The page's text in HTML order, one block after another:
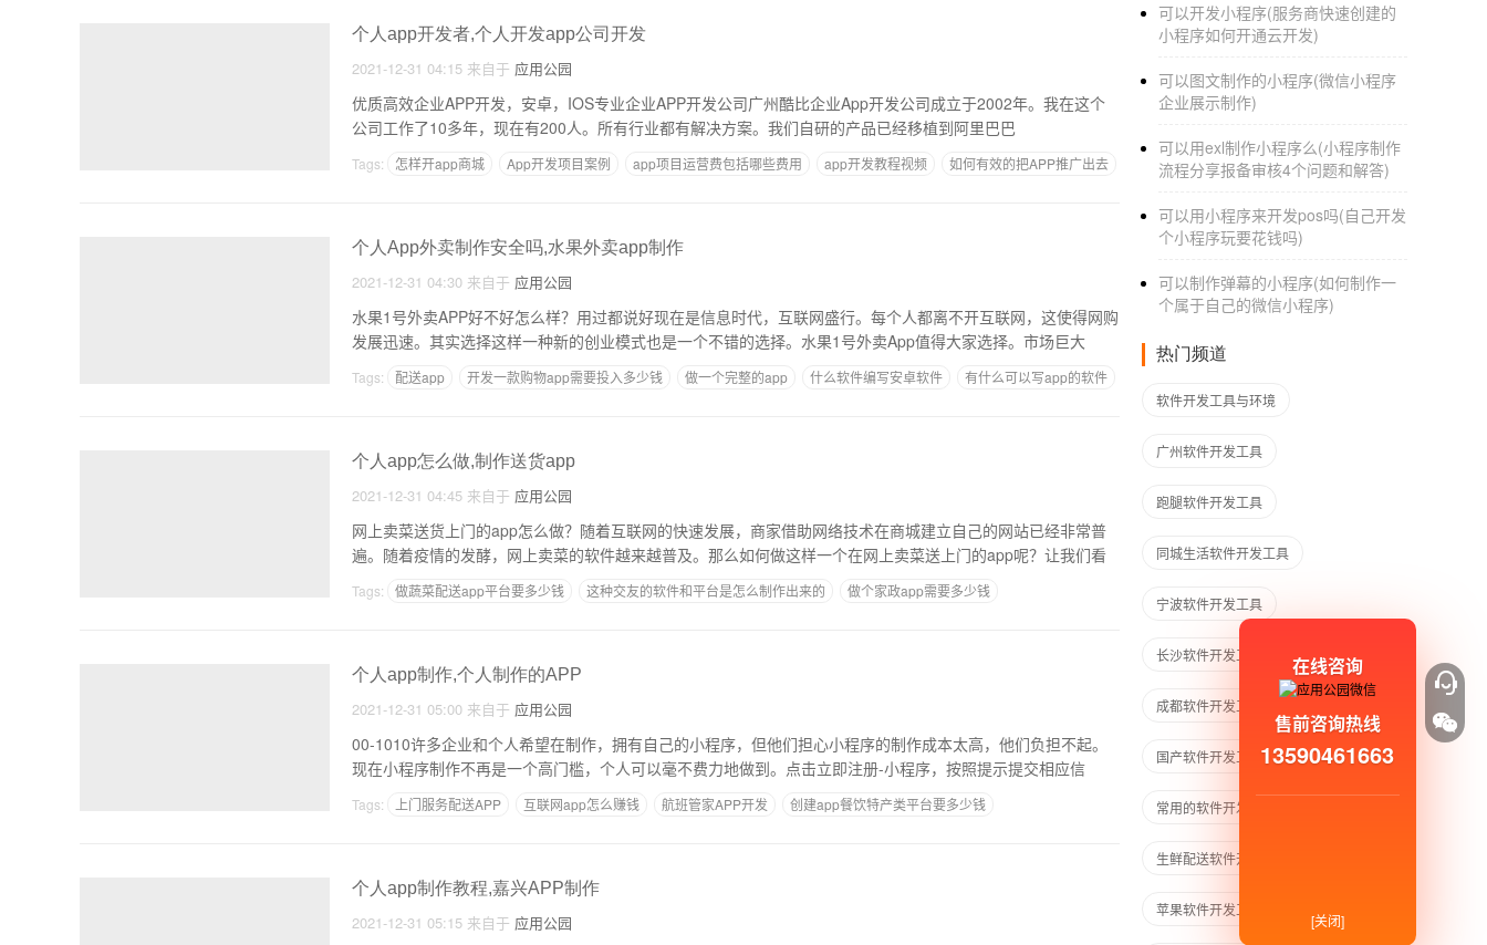
个人app开发者,个人开发app公司开发
2021-12-31 04:15 来自于 应用公园
优质高效企业APP开发，安卓，IOS专业企业APP开发公司广州酷比企业App开发公司成立于2002年。我在这个
公司工作了10多年，现在有200人。所有行业都有解决方案。我们自研的产品已经移植到阿里巴巴
Tags: 怎样开app商城 App开发项目案例 app项目运营费包括哪些费用 app开发教程视频
如何有效的把APP推广出去
个人App外卖制作安全吗,水果外卖app制作
2021-12-31 04:30 来自于 应用公园
水果1号外卖APP好不好怎么样？用过都说好现在是信息时代，互联网盛行。每个人都离不开互联网，这使得网购
发展迅速。其实选择这样一种新的创业模式也是一个不错的选择。水果1号外卖App值得大家选择。市场巨大
Tags: 配送app 开发一款购物app需要投入多少钱 做一个完整的app 什么软件编写安卓软件
有什么可以写app的软件
个人app怎么做,制作送货app
2021-12-31 04:45 来自于 应用公园
网上卖菜送货上门的app怎么做？随着互联网的快速发展，商家借助网络技术在商城建立自己的网站已经非常普
遍。随着疫情的发酵，网上卖菜的软件越来越普及。那么如何做这样一个在网上卖菜送上门的app呢？让我们看
Tags: 做蔬菜配送app平台要多少钱 这种交友的软件和平台是怎么制作出来的
做个家政app需要多少钱
个人app制作,个人制作的APP
2021-12-31 05:00 来自于 应用公园
00-1010许多企业和个人希望在制作，拥有自己的小程序，但他们担心小程序的制作成本太高，他们负担不起。
现在小程序制作不再是一个高门槛，个人可以毫不费力地做到。点击立即注册-小程序，按照提示提交相应信
Tags: 上门服务配送APP 互联网app怎么赚钱 航班管家APP开发
创建app餐饮特产类平台要多少钱
个人app制作教程,嘉兴APP制作
2021-12-31 05:15 来自于 应用公园
可以开发小程序(服务商快速创建的
小程序如何开通云开发)
可以图文制作的小程序(微信小程序
企业展示制作)
可以用exl制作小程序么(小程序制作
流程分享报备审核4个问题和解答)
可以用小程序来开发pos吗(自己开发
个小程序玩要花钱吗)
可以制作弹幕的小程序(如何制作一
个属于自己的微信小程序)
热门频道
软件开发工具与环境
广州软件开发工具
跑腿软件开发工具
同城生活软件开发工具
宁波软件开发工具
长沙软件开发工具
成都软件开发工具
国产软件开发工具
常用的软件开发工具
生鲜配送软件开发工具
苹果软件开发工具
在线咨询
售前咨询热线
13590461663
[关闭]